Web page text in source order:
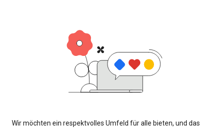
Wir möchten ein respektvolles Umfeld für alle bieten, und das